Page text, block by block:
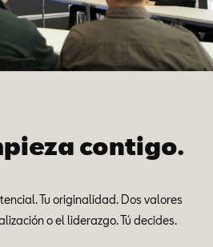
contigo.
Tu originalidad. Dos valores
o el liderazgo. Tú decides.